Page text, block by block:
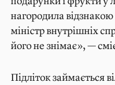
нагородила
міністр внутрішніх
його не знімає», —
Підліток займається